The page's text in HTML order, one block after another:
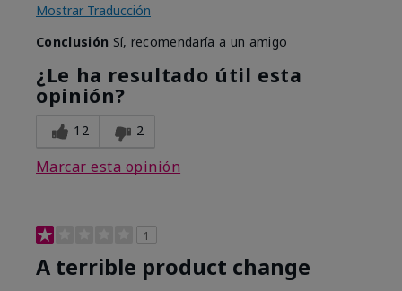
Mostrar Traducción
Conclusión Sí, recomendaría a un amigo
¿Le ha resultado útil esta
opinión?
12 2
Marcar esta opinión
1
A terrible product change